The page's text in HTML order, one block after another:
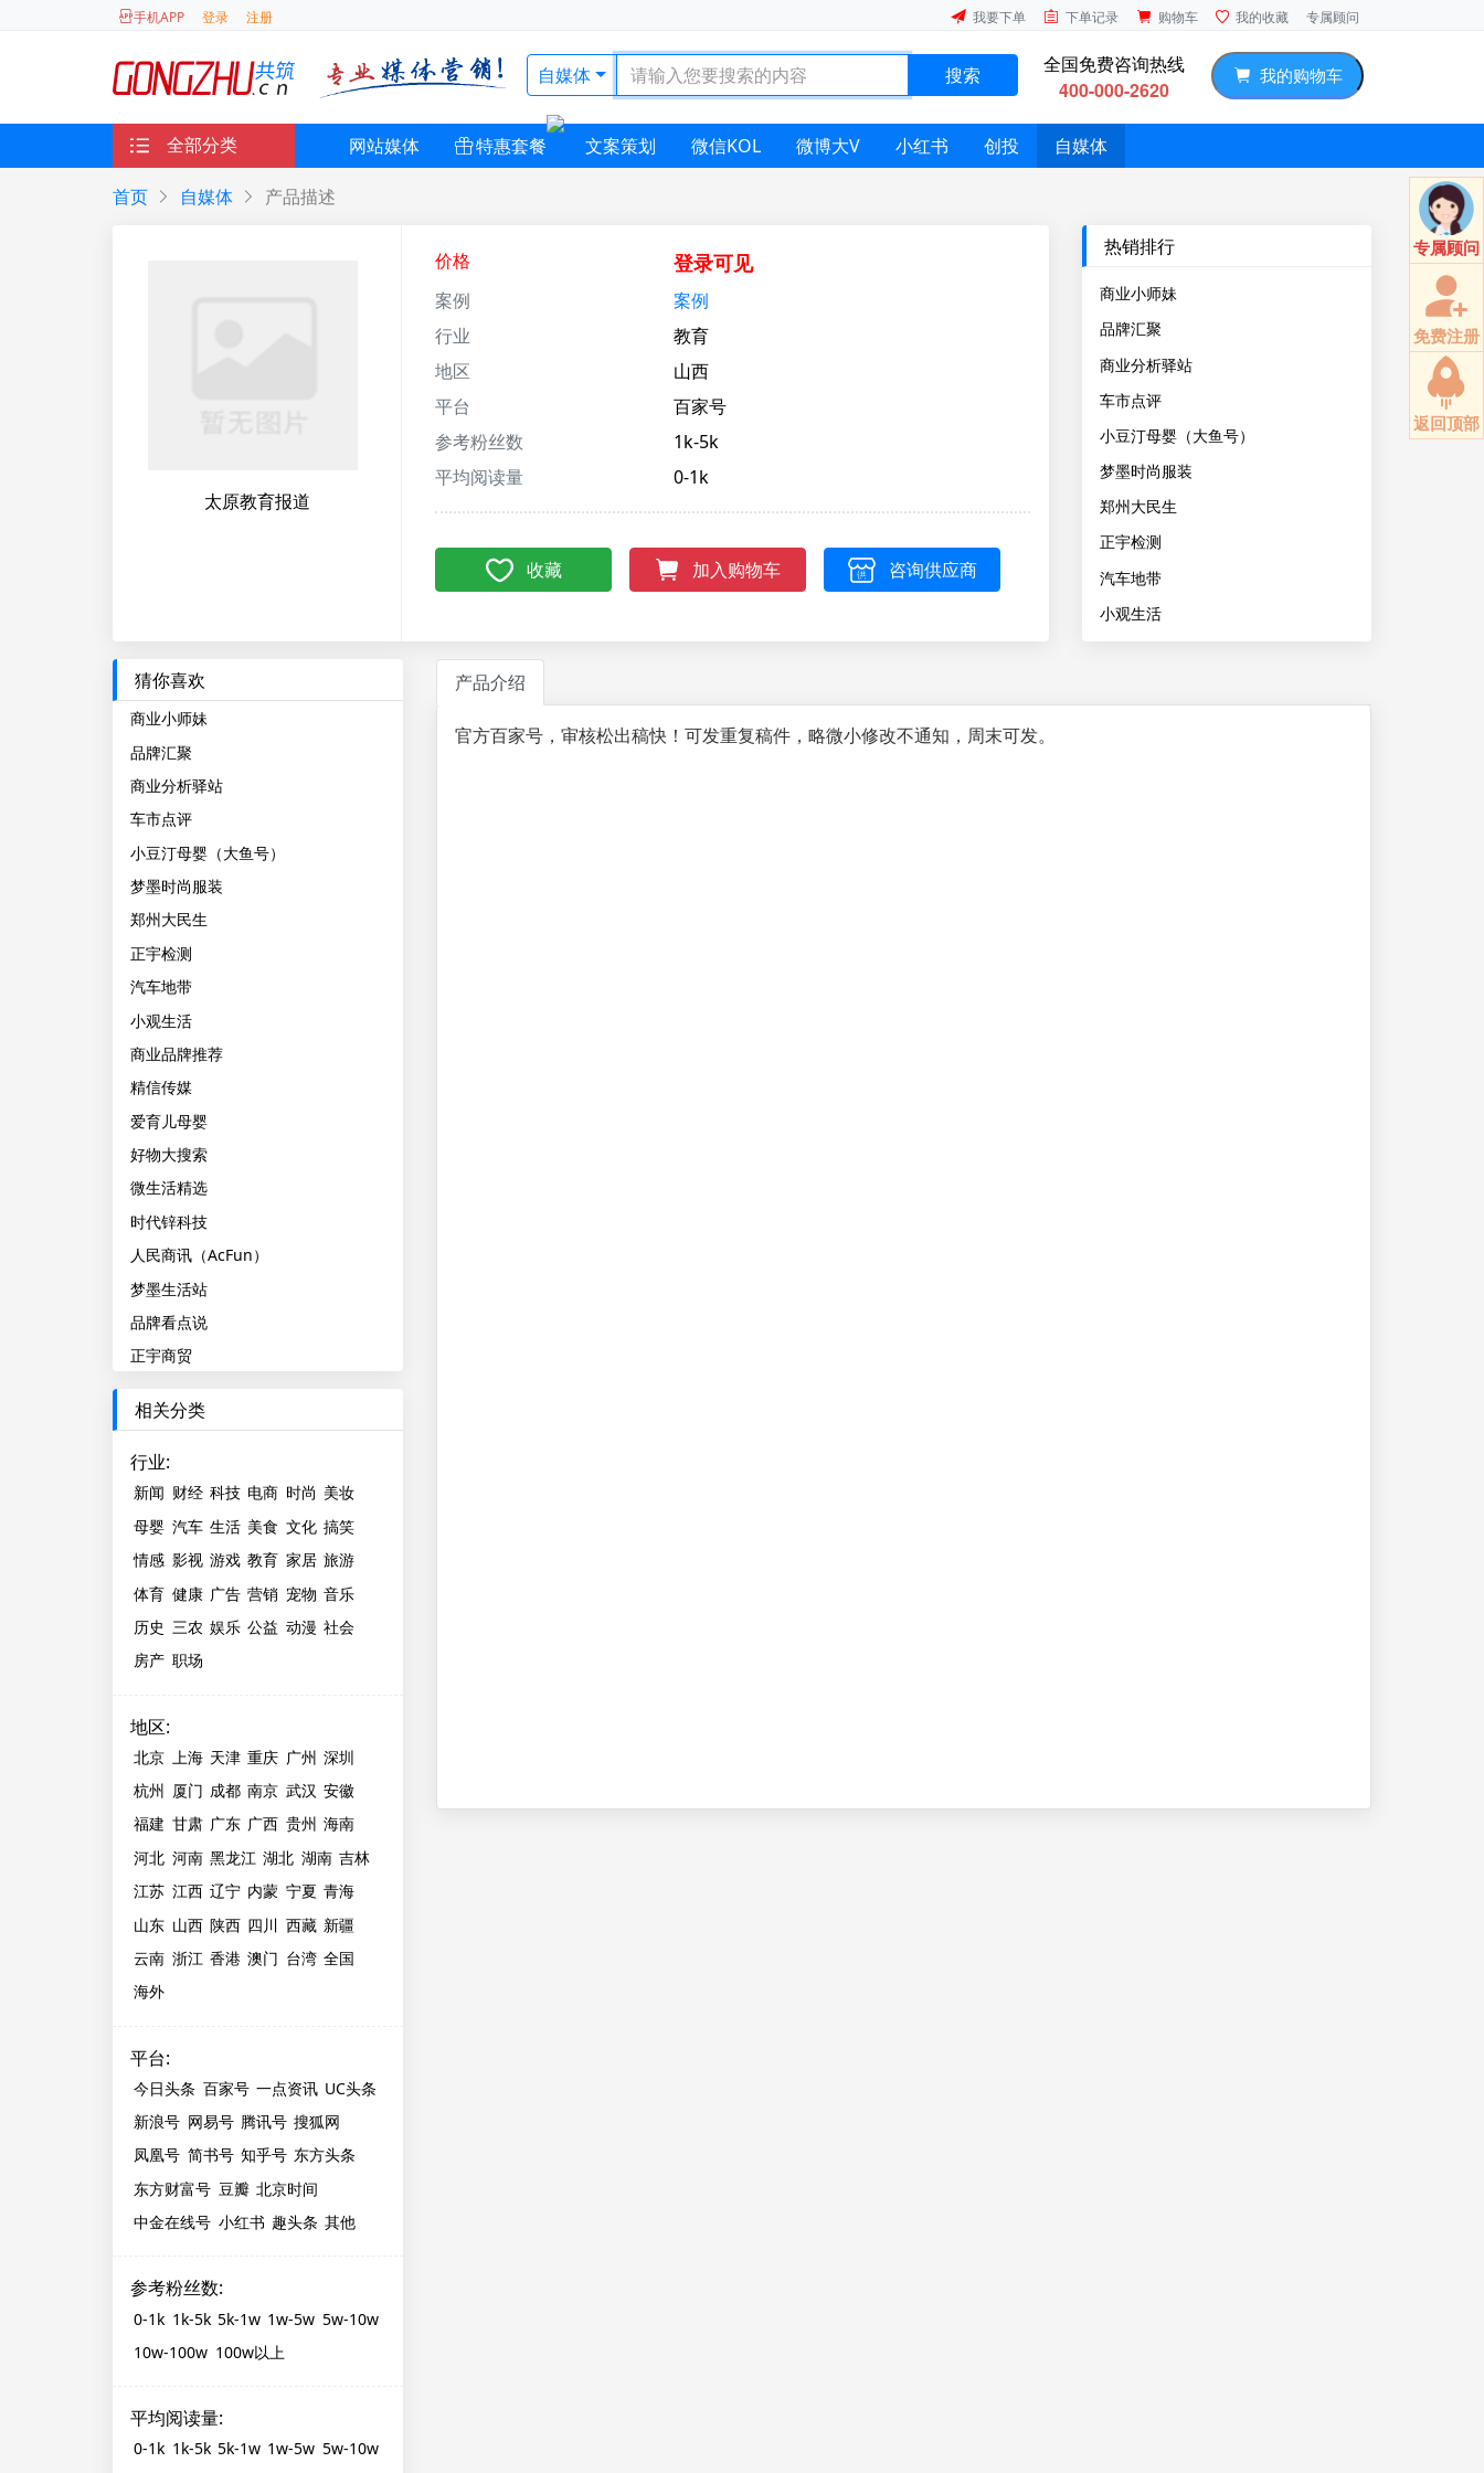
手机APP 登录 注册 我要下单 下单记录 购物车 我的收藏 专属顾问
自媒体 搜索 全国免费咨询热线
400-000-2620
我的购物车
全部分类 网站媒体 特惠套餐 文案策划 微信KOL 微博大V 小红书 创投 自媒体
首页 自媒体 产品描述
太原教育报道
价格 登录可见
案例
案例
行业
教育
地区
山西
平台
百家号
参考粉丝数
1k-5k
平均阅读量
0-1k
收藏 加入购物车 咨询供应商
热销排行
商业小师妹
品牌汇聚
商业分析驿站
车市点评
小豆汀母婴（大鱼号）
梦墨时尚服装
郑州大民生
正宇检测
汽车地带
小观生活
猜你喜欢
商业小师妹
品牌汇聚
商业分析驿站
车市点评
小豆汀母婴（大鱼号）
梦墨时尚服装
郑州大民生
正宇检测
汽车地带
小观生活
商业品牌推荐
精信传媒
爱育儿母婴
好物大搜索
微生活精选
时代锌科技
人民商讯（AcFun）
梦墨生活站
品牌看点说
正宇商贸
相关分类
行业:
新闻 财经 科技 电商 时尚 美妆
母婴 汽车 生活 美食 文化 搞笑
情感 影视 游戏 教育 家居 旅游
体育 健康 广告 营销 宠物 音乐
历史 三农 娱乐 公益 动漫 社会
房产 职场
地区:
北京 上海 天津 重庆 广州 深圳
杭州 厦门 成都 南京 武汉 安徽
福建 甘肃 广东 广西 贵州 海南
河北 河南 黑龙江 湖北 湖南 吉林
江苏 江西 辽宁 内蒙 宁夏 青海
山东 山西 陕西 四川 西藏 新疆
云南 浙江 香港 澳门 台湾 全国
海外
平台:
今日头条 百家号 一点资讯 UC头条
新浪号 网易号 腾讯号 搜狐网
凤凰号 简书号 知乎号 东方头条
东方财富号 豆瓣 北京时间
中金在线号 小红书 趣头条 其他
参考粉丝数:
0-1k 1k-5k 5k-1w 1w-5w 5w-10w
10w-100w 100w以上
平均阅读量:
0-1k 1k-5k 5k-1w 1w-5w 5w-10w
产品介绍
官方百家号，审核松出稿快！可发重复稿件，略微小修改不通知，周末可发。
专属顾问
免费注册
返回顶部